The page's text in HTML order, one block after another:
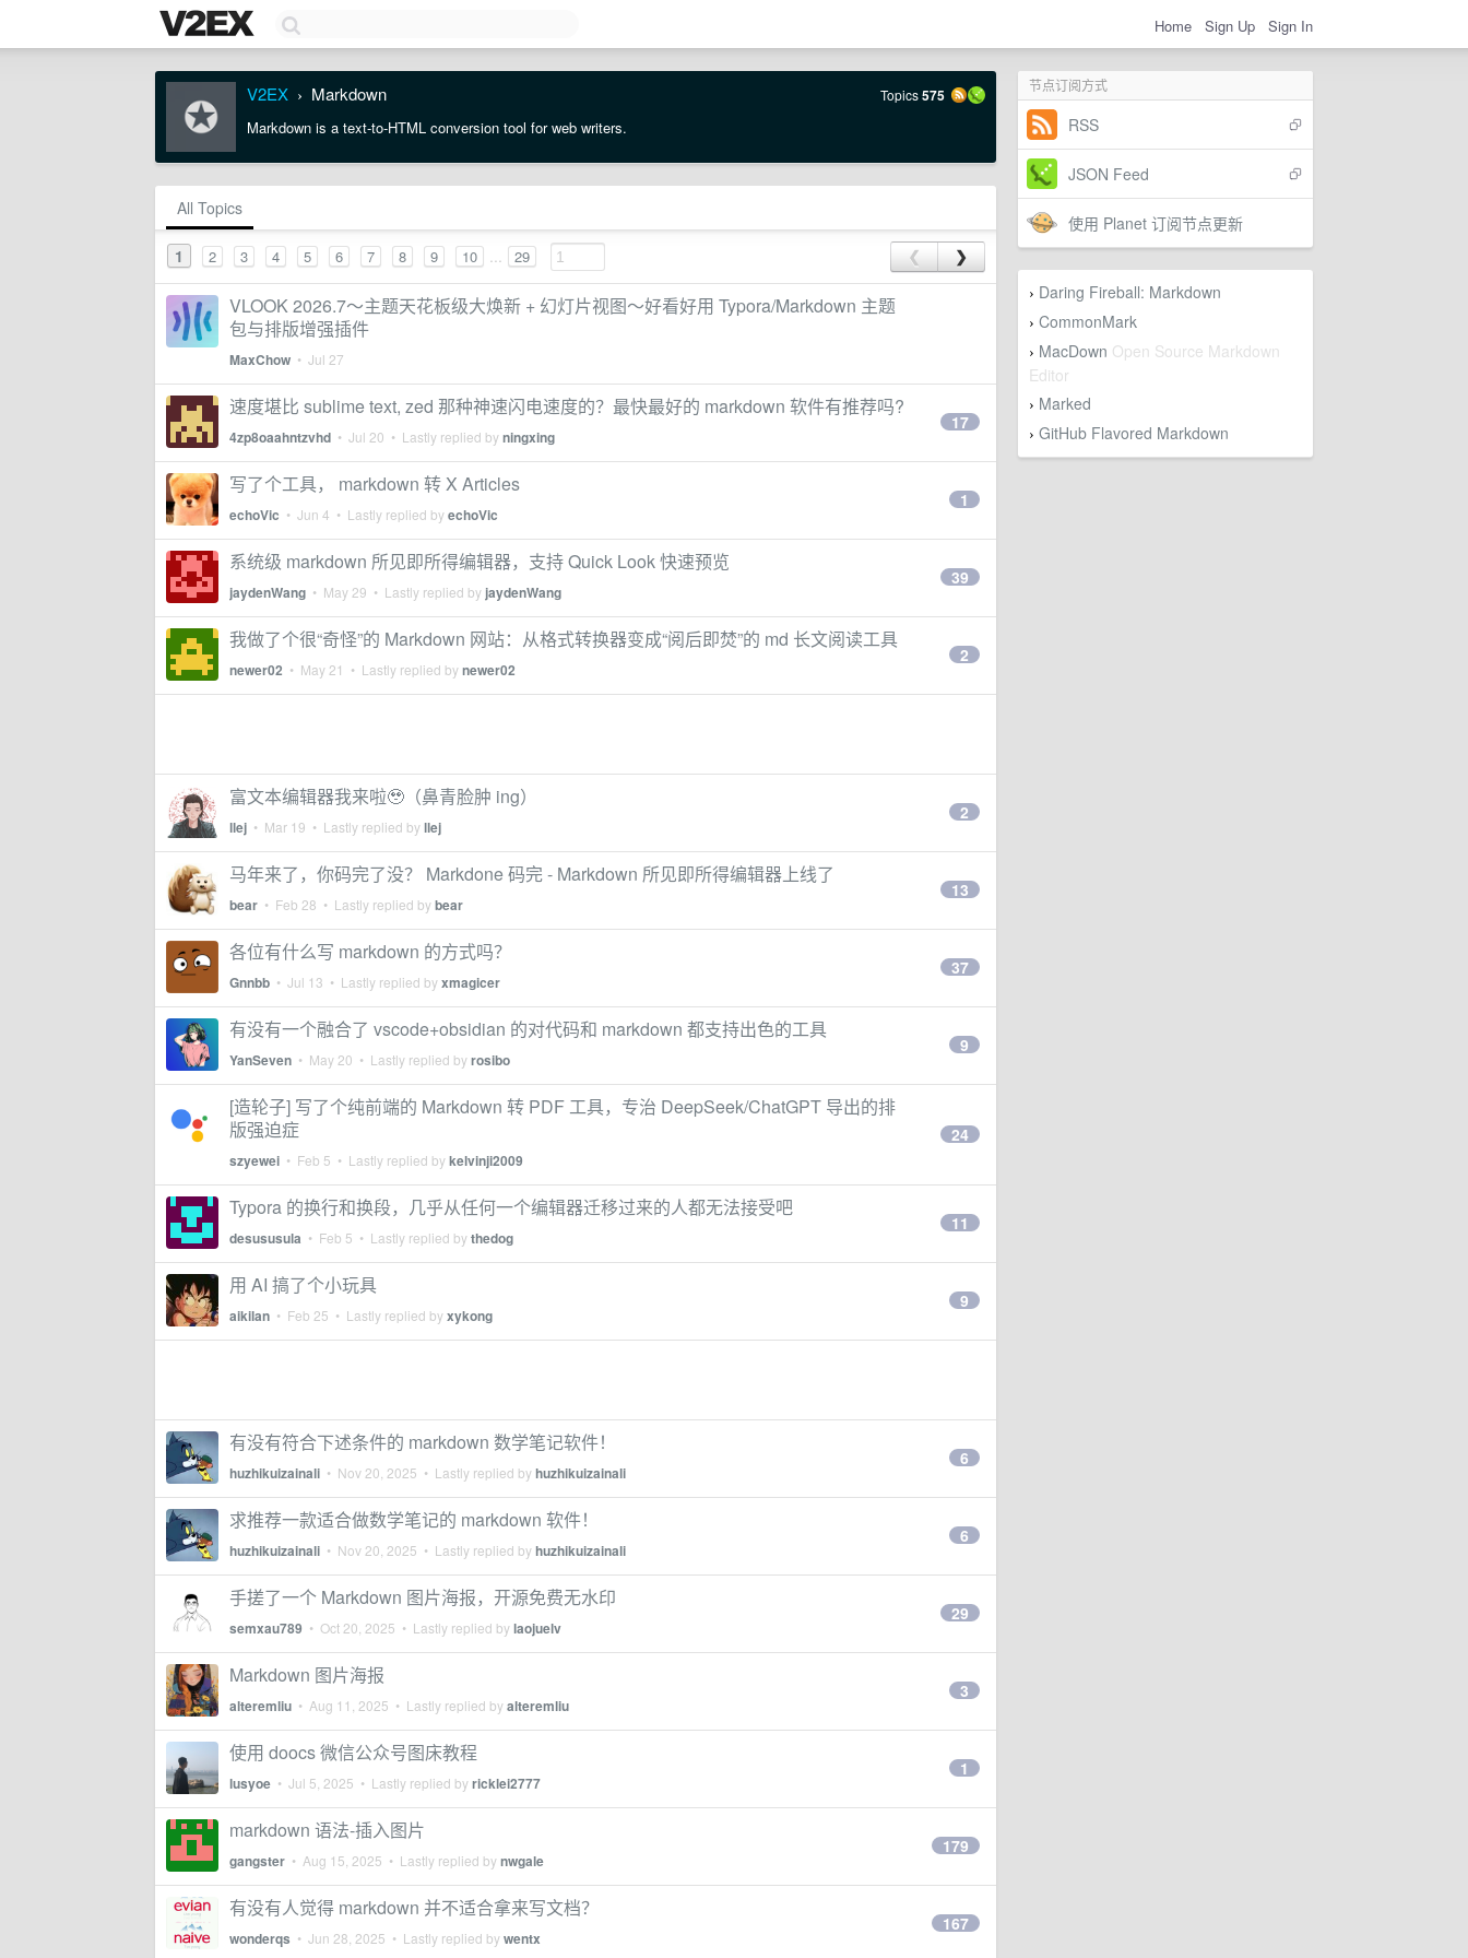
Home Sign Up Sign In
节点订阅方式
RSS
JSON Feed
使用 Planet 订阅节点更新
› Daring Fireball: Markdown
› CommonMark
› MacDown Open Source Markdown
Editor
› Marked
› GitHub Flavored Markdown
V2EX › Markdown Topics575
Markdown is a text-to-HTML conversion tool for web writers.
All Topics
1 2 3 4 5 6 7 8 9 10 ... 29 ❮ ❯
VLOOK 2026.7～主题天花板级大焕新 + 幻灯片视图～好看好用 Typora/Markdown 主题
包与排版增强插件
MaxChow • Jul 27
速度堪比 sublime text, zed 那种神速闪电速度的？最快最好的 markdown 软件有推荐吗?
4zp8oaahntzvhd • Jul 20 • Lastly replied byningxing
17
写了个工具， markdown 转 X Articles
echoVic • Jun 4 • Lastly replied byechoVic
1
系统级 markdown 所见即所得编辑器，支持 Quick Look 快速预览
jaydenWang • May 29 • Lastly replied by jaydenWang
39
我做了个很“奇怪”的 Markdown 网站：从格式转换器变成“阅后即焚”的 md 长文阅读工具
newer02 • May 21 • Lastly replied bynewer02
2
富文本编辑器我来啦🥹（鼻青脸肿 ing）
llej • Mar 19 • Lastly replied byllej
2
马年来了，你码完了没？ Markdone 码完 - Markdown 所见即所得编辑器上线了
bear • Feb 28 • Lastly replied bybear
13
各位有什么写 markdown 的方式吗？
Gnnbb • Jul 13 • Lastly replied byxmagicer
37
有没有一个融合了 vscode+obsidian 的对代码和 markdown 都支持出色的工具
YanSeven • May 20 • Lastly replied byrosibo
9
[造轮子] 写了个纯前端的 Markdown 转 PDF 工具，专治 DeepSeek/ChatGPT 导出的排
版强迫症
szyewei • Feb 5 • Lastly replied bykelvinji2009
24
Typora 的换行和换段，几乎从任何一个编辑器迁移过来的人都无法接受吧
desususula • Feb 5 • Lastly replied bythedog
11
用 AI 搞了个小玩具
aikilan • Feb 25 • Lastly replied byxykong
9
有没有符合下述条件的 markdown 数学笔记软件！
huzhikuizainali • Nov 20, 2025 • Lastly replied byhuzhikuizainali
6
求推荐一款适合做数学笔记的 markdown 软件！
huzhikuizainali • Nov 20, 2025 • Lastly replied byhuzhikuizainali
6
手搓了一个 Markdown 图片海报，开源免费无水印
semxau789 • Oct 20, 2025 • Lastly replied bylaojuelv
29
Markdown 图片海报
alteremliu • Aug 11, 2025 • Lastly replied byalteremliu
3
使用 doocs 微信公众号图床教程
lusyoe • Jul 5, 2025 • Lastly replied byricklei2777
1
markdown 语法-插入图片
gangster • Aug 15, 2025 • Lastly replied bynwgale
179
有没有人觉得 markdown 并不适合拿来写文档？
wonderqs • Jun 28, 2025 • Lastly replied bywentx
167